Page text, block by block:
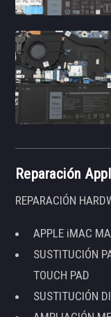
Reparación
REPARACIÓN
APPLE iMAC
SUSTITUCIÓN
TOUCH PAD
SUSTITUCIÓN